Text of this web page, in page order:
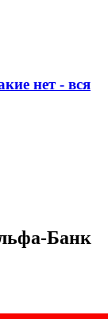
нет - вся
Банк